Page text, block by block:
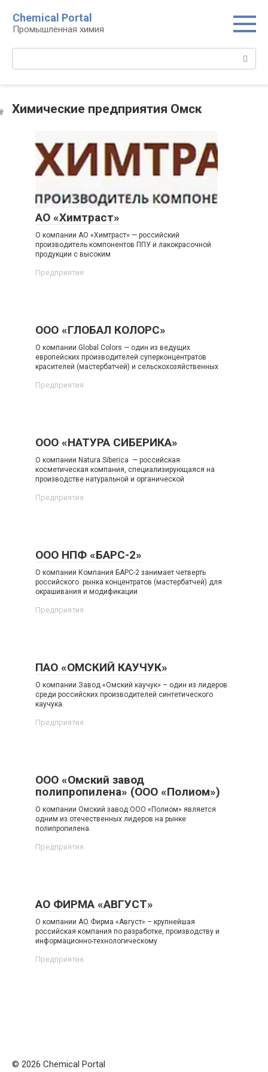
контенту
Chemical Portal
Промышленная химия
Химические предприятия Омск
АО «Химтраст»
О компании АО «Химтраст» — российский
производитель компонентов ППУ и лакокрасочной
продукции с высоким
Предприятия
ООО «ГЛОБАЛ КОЛОРС»
О компании Global Colors — один из ведущих
европейских производителей суперконцентратов
красителей (мастербатчей) и сельскохозяйственных
Предприятия
ООО «НАТУРА СИБЕРИКА»
О компании Natura Siberica — российская
косметическая компания, специализирующаяся на
производстве натуральной и органической
Предприятия
ООО НПФ «БАРС-2»
О компании Компания БАРС-2 занимает четверть
российского рынка концентратов (мастербатчей) для
окрашивания и модификации
Предприятия
ПАО «ОМСКИЙ КАУЧУК»
О компании Завод «Омский каучук» – один из лидеров
среди российских производителей синтетического
каучука.
Предприятия
ООО «Омский завод
полипропилена» (ООО «Полиом»)
О компании Омский завод ООО «Полиом» является
одним из отечественных лидеров на рынке
полипропилена.
Предприятия
АО ФИРМА «АВГУСТ»
О компании АО Фирма «Август» – крупнейшая
российская компания по разработке, производству и
информационно-технологическому
Предприятия
© 2026 Chemical Portal